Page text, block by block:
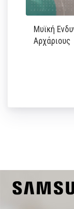
Μυϊκή
Αρχάριους